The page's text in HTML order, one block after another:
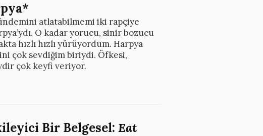
atlatabilmemi iki rapçiye
O kadar yorucu, sinir bozucu
hızlı hızlı yürüyordum. Harpya
çok sevdiğim biriydi. Öfkesi,
çok keyfi veriyor.
Bir Belgesel: Eat